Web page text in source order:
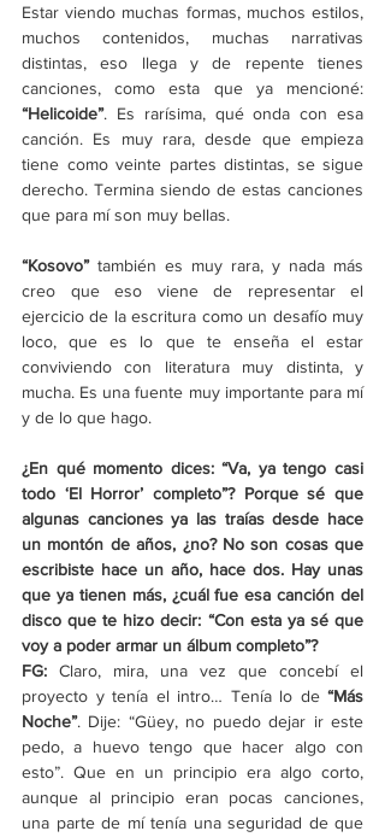
Estar viendo muchas formas, muchos estilos,
muchos contenidos, muchas narrativas
distintas, eso llega y de repente tienes
“Helicoide”. Es rarísima, qué onda con esa
canción. Es muy rara, desde que empieza
tiene como veinte partes distintas, se sigue
derecho. Termina siendo de estas canciones
que para mí son muy bellas.
“Kosovo” también es muy rara, y nada más
creo que eso viene de representar el
ejercicio de la escritura como un desafío muy
loco, que es lo que te enseña el estar
conviviendo con literatura muy distinta, y
mucha. Es una fuente muy importante para mí
y de lo que hago.
¿En qué momento dices: “Va, ya tengo casi
todo ‘El Horror’ completo”? Porque sé que
algunas canciones ya las traías desde hace
un montón de años, ¿no? No son cosas que
escribiste hace un año, hace dos. Hay unas
que ya tienen más, ¿cuál fue esa canción del
disco que te hizo decir: “Con esta ya sé que
voy a poder armar un álbum completo”?
FG: Claro, mira, una vez que concebí el
proyecto y tenía el intro… Tenía lo de “Más
Noche”. Dije: “Güey, no puedo dejar ir este
pedo, a huevo tengo que hacer algo con
esto”. Que en un principio era algo corto,
aunque al principio eran pocas canciones,
una parte de mí tenía una seguridad de que